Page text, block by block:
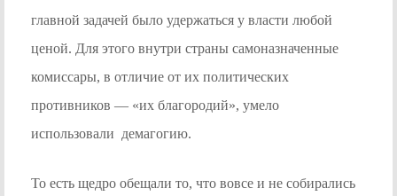
главной задачей было удержаться у власти любой
ценой. Для этого внутри страны самоназначенные
комиссары, в отличие от их политических
противников — «их благородий», умело
использовали демагогию.
То есть щедро обещали то, что вовсе и не собирались